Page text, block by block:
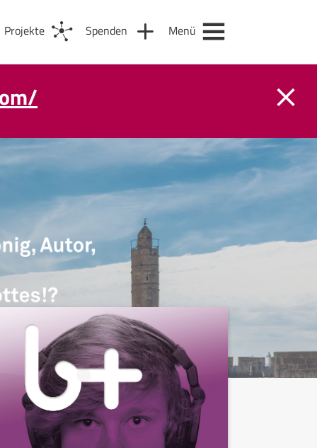
Projekte Spenden Menü